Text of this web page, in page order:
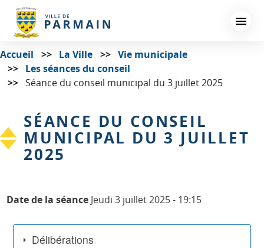
principal
Accueil La Ville
Vie municipale
Les séances du conseil
Séance du conseil municipal du 3 juillet 2025
SÉANCE DU CONSEIL
MUNICIPAL DU 3 JUILLET
2025
Date de la séance Jeudi 3 juillet 2025 - 19:15
Délibérations